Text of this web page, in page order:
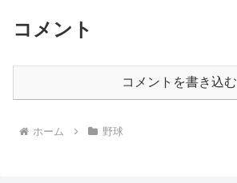
コメント
コメントを書き込む
ホーム 野球